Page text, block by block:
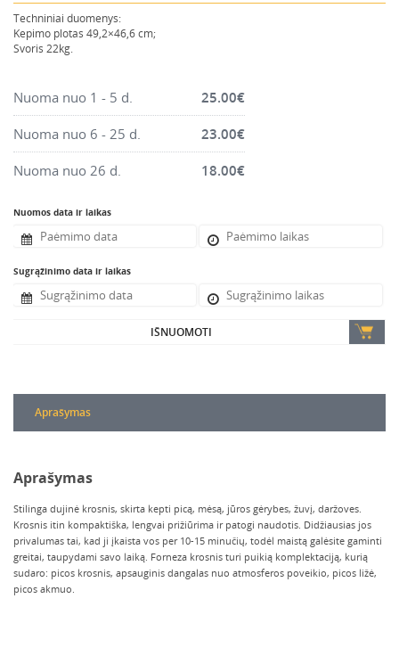
Montavimo instrumentai
Pneumatika
Plytelių, blokelių, polistirolo pjovimo įrankiai
Rankiniai sodo ir buities įrankiai
Santechnikos įrankiai
Vandens ir purvo siurbliai
Valymo įranga
Viniakaliai, kabiakalės, šaudykliai
Techniniai duomenys:
Kepimo plotas 49,2×46,6 cm;
Svoris 22kg.
Nuoma nuo 1 - 5 d. 25.00€
Nuoma nuo 6 - 25 d. 23.00€
Nuoma nuo 26 d. 18.00€
Nuomos data ir laikas
Sugrąžinimo data ir laikas
IŠNUOMOTI
Aprašymas
Aprašymas
Stilinga dujinė krosnis, skirta kepti picą, mėsą, jūros gėrybes, žuvį, daržoves.
Krosnis itin kompaktiška, lengvai prižiūrima ir patogi naudotis. Didžiausias jos
privalumas tai, kad ji įkaista vos per 10-15 minučių, todėl maistą galėsite gaminti
greitai, taupydami savo laiką. Forneza krosnis turi puikią komplektaciją, kurią
sudaro: picos krosnis, apsauginis dangalas nuo atmosferos poveikio, picos ližė,
picos akmuo.